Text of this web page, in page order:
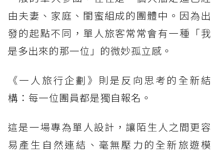
由夫妻、家庭、閨蜜組成的團體中。因為出
發的起點不同，單人旅客常常會有一種「我
是多出來的那一位」的微妙孤立感。
《一人旅行企劃》則是反向思考的全新結
構：每一位團員都是獨自報名。
這是一場專為單人設計，讓陌生人之間更容
易產生自然連結、毫無壓力的全新旅遊模